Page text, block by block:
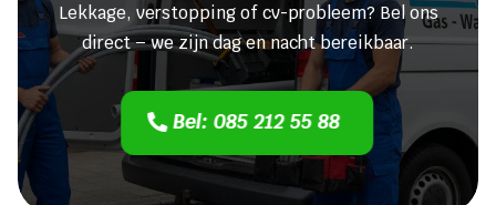
Lekkage, verstopping of cv-probleem? Bel ons
direct – we zijn dag en nacht bereikbaar.
Bel: 085 212 55 88